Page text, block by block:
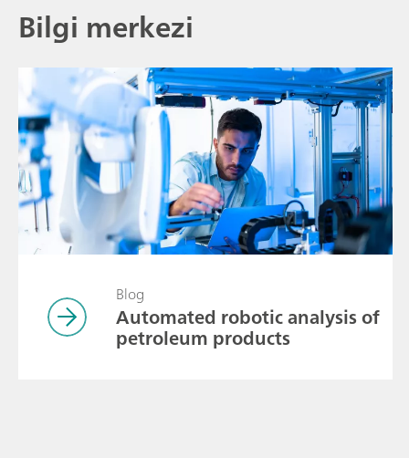
Bilgi merkezi
Blog
Automated robotic analysis of
petroleum products